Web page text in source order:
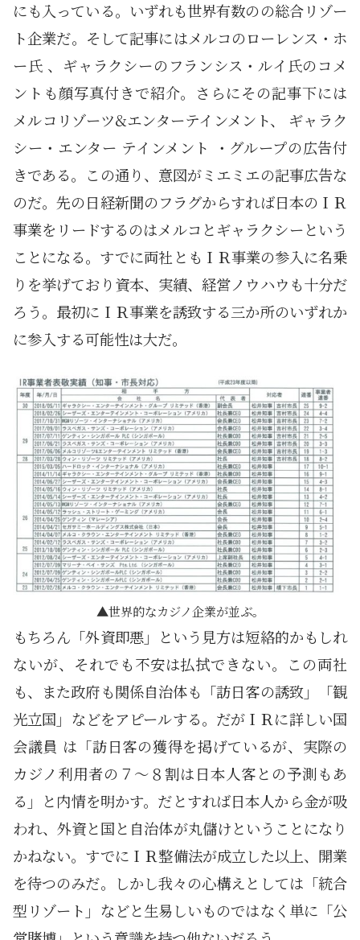
にも入っている。いずれも世界有数のの総合リゾー
ト企業だ。そして記事にはメルコのローレンス・ホ
ー氏 、ギャラクシーのフランシス・ルイ氏のコメ
ントも顔写真付きで紹介。さらにその記事下には
メルコリゾーツ&エンターテインメント、 ギャラク
シー・エンター テインメント ・グループの広告付
きである。この通り、意図がミエミエの記事広告な
のだ。先の日経新聞のフラグからすれば日本のＩＲ
事業をリードするのはメルコとギャラクシーという
ことになる。すでに両社ともＩＲ事業の参入に名乗
りを挙げており資本、実績、経営ノウハウも十分だ
ろう。最初にＩＲ事業を誘致する三か所のいずれか
に参入する可能性は大だ。
世界的なカジノ企業が並ぶ。
もちろん「外資即悪」という見方は短絡的かもしれ
ないが、それでも不安は払拭できない。この両社
も、また政府も関係自治体も「訪日客の誘致」「観
光立国」などをアピールする。だがＩＲに詳しい国
会議員 は「訪日客の獲得を掲げているが、実際の
カジノ利用者の７～８割は日本人客との予測もあ
る」と内情を明かす。だとすれば日本人から金が吸
われ、外資と国と自治体が丸儲けということになり
かねない。すでにＩＲ整備法が成立した以上、開業
を待つのみだ。しかし我々の心構えとしては「統合
型リゾート」などと生易しいものではなく単に「公